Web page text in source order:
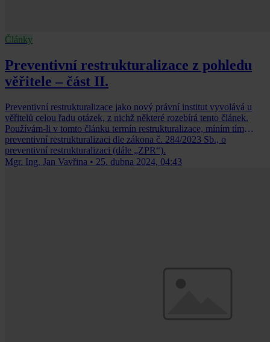
Články
Preventivní restrukturalizace z pohledu
věřitele – část II.
Preventivní restrukturalizace jako nový právní institut vyvolává u
věřitelů celou řadu otázek, z nichž některé rozebírá tento článek.
Používám-li v tomto článku termín restrukturalizace, míním tím
preventivní restrukturalizaci dle zákona č. 284/2023 Sb., o
preventivní restrukturalizaci (dále „ZPR“).
Mgr. Ing. Jan Vavřina • 25. dubna 2024, 04:43